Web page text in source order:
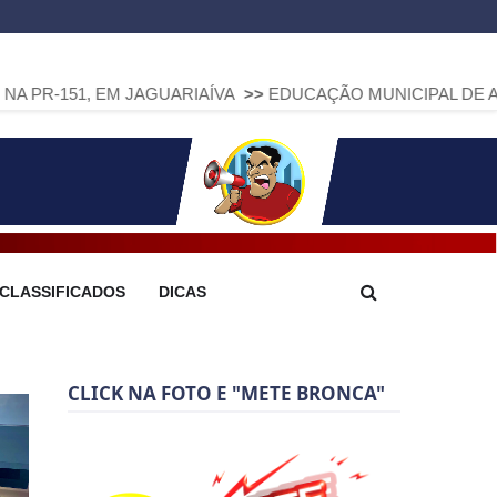
JAGUARIAÍVA >> EDUCAÇÃO MUNICIPAL DE ARAPOTI
CLASSIFICADOS DICAS
CLICK NA FOTO E "METE BRONCA"